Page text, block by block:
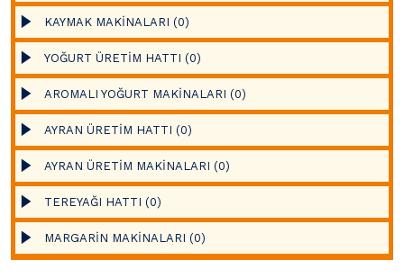
KAYMAK MAKİNALARI (0)
YOĞURT ÜRETİM HATTI (0)
AROMALI YOĞURT MAKİNALARI (0)
AYRAN ÜRETİM HATTI (0)
AYRAN ÜRETİM MAKİNALARI (0)
TEREYAĞI HATTI (0)
MARGARİN MAKİNALARI (0)